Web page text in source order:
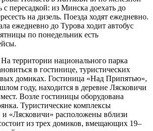
пересадкой: из Минска доехать до
на дизель. Поезда ходят ежедневно.
ежедневно до Турова ходит автобус
по понедельник есть
На территории национального парка
в гостинице, туристических
домиках. Гостиница «Над Припятью»,
году, находится в деревне Лясковичи
Возле гостиницы оборудована
Туристические комплексы
и «Лясковичи» расположены вблизи
из трех домиков, вмещающих 19–